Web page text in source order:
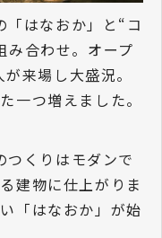
はなおか」と“コ
み合わせ。オープ
来場し大盛況。
一つ増えました。
つくりはモダンで
建物に仕上がりま
「はなおか」が始